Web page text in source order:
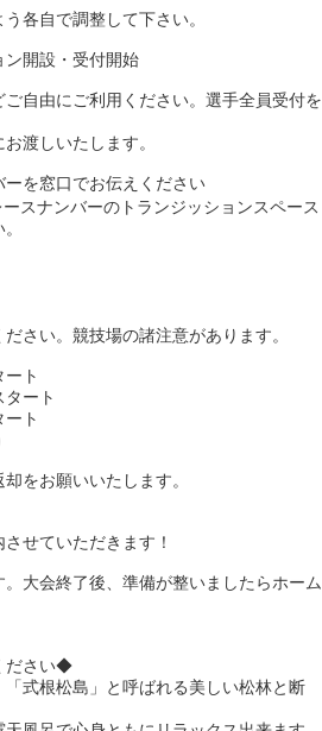
各自で調整して下さい。
開設・受付開始
自由にご利用ください。選手全員受付を
渡しいたします。
を窓口でお伝えください
スナンバーのトランジッションスペース
さい。競技場の諸注意があります。
ト
ート
タート
をお願いいたします。
せていただきます！
大会終了後、準備が整いましたらホーム
ださい◆
「式根松島」と呼ばれる美しい松林と断